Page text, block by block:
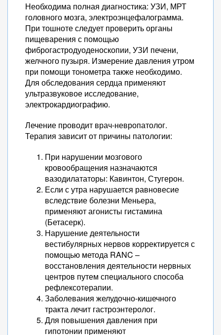
Необходима полная диагностика: УЗИ, МРТ
головного мозга, электроэнцефалограмма.
При тошноте следует проверить органы
пищеварения с помощью
фиброгастродуоденоскопии, УЗИ печени,
желчного пузыря. Измерение давления утром
при помощи тонометра также необходимо.
Для обследования сердца применяют
ультразвуковое исследование,
электрокардиографию.
Лечение проводит врач-невропатолог.
Терапия зависит от причины патологии:
При нарушении мозгового
кровообращения назначаются
вазодилататоры: Кавинтон, Стугерон.
Если с утра нарушается равновесие
вследствие болезни Меньера,
применяют агонисты гистамина
(Бетасерк).
Нарушение деятельности
вестибулярных нервов корректируется с
помощью метода RANC –
восстановления деятельности нервных
центров путем специального способа
рефлексотерапии.
Заболевания желудочно-кишечного
тракта лечит гастроэнтеролог.
Для повышения давления при
гипотонии применяют